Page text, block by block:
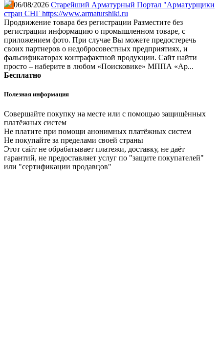
06/08/2026 Старейший Арматурный Портал "Арматурщики
стран СНГ https://www.armaturshiki.ru
Продвижение товара без регистрации Разместите без
регистрации информацию о промышленном товаре, с
приложением фото. При случае Вы можете предостеречь
своих партнеров о недобросовестных предприятиях, и
фальсификаторах контрафактной продукции. Сайт найти
просто – наберите в любом «Поисковике» МППА «Ар...
Бесплатно
Полезная информация
Совершайте покупку на месте или с помощью защищённых
платёжных систем
Не платите при помощи анонимных платёжных систем
Не покупайте за пределами своей страны
Этот сайт не обрабатывает платежи, доставку, не даёт
гарантий, не предоставляет услуг по "защите покупателей"
или "сертификации продавцов"